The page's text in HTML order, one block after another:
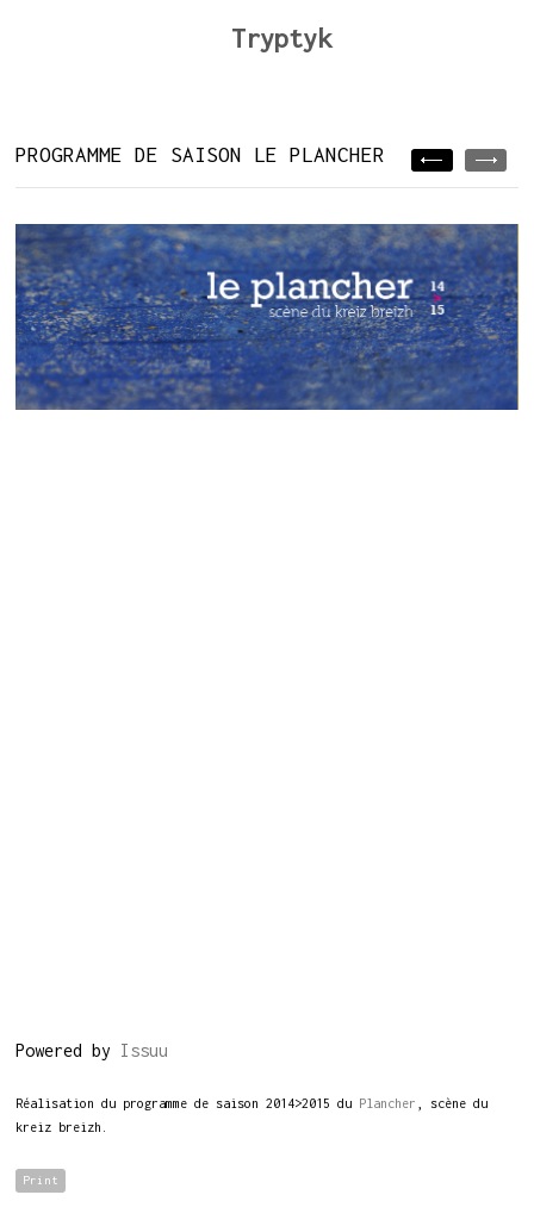
Tryptyk
PROGRAMME DE SAISON LE PLANCHER
Powered by Issuu
Réalisation du programme de saison 2014>2015 du Plancher
, scène du
kreiz breizh.
Print